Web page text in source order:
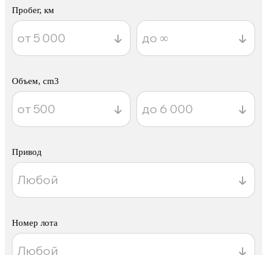
Пробег, км
Объем, cm3
Привод
Номер лота